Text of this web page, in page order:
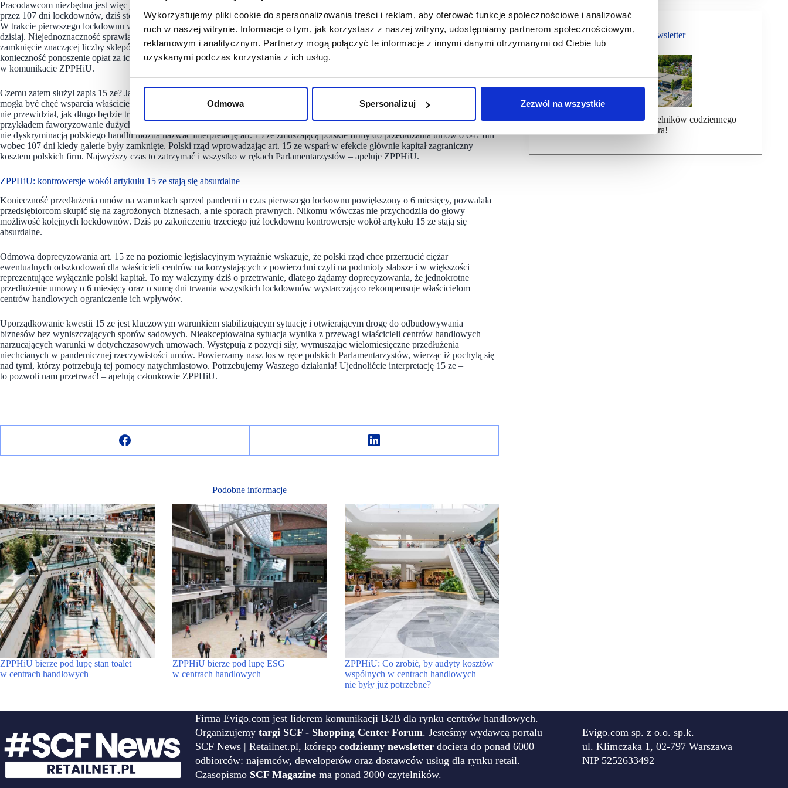
Wykorzystujemy pliki cookie do spersonalizowania treści i reklam, aby oferować funkcje społecznościowe i analizować
ruch w naszej witrynie. Informacje o tym, jak korzystasz z naszej witryny, udostępniamy partnerom społecznościowym,
reklamowym i analitycznym. Partnerzy mogą połączyć te informacje z innymi danymi otrzymanymi od Ciebie lub
uzyskanymi podczas korzystania z ich usług.
Odmowa Spersonalizuj Zezwól na wszystkie
Pracodawcom niezbędna jest więc jednoznaczna interpretacja dotycząca artykułu 15ze. Branża handlowo-usługowa, zahibernowana
przez 107 dni lockdownów, dziś stoi wobec otwartego konfliktu z właścicielami galerii, którzy żądają niewspółmiernych świadczeń.
W trakcie pierwszego lockdownu wprowadzono przepisy, których logika była wówczas uzasadniona lecz nie znajduje kontynuacji
dzisiaj. Niejednoznaczność sprawia jednak, że centra handlowe interpretują je na swoją korzyść. Decyzja administracyjna nakazująca
zamknięcie znaczącej liczby sklepów w centrach handlowych, o powierzchni powyżej 2000 mkw. w sposób naturalny wykluczyła
konieczność ponoszenie opłat za ich użytkowanie. Wynika to wprost z zapisów kodeksu cywilnego 475 § 1 kc. – czytamy
w komunikacie ZPPHiU.
Czemu zatem służył zapis 15 ze? Jak informują przedstawiciele ZPPHiU, jedynym prawdopodobnym powodem jego wprowadzenia
mogła być chęć wsparcia właścicieli centrów, którzy zgodnie z prawem, zostali pozbawieni części przychodów. Nikt wówczas
nie przewidział, jak długo będzie trwało ograniczenie funkcjonowania dużych obiektów handlowych. Dzisiaj przepisy te stają rażącym
przykładem faworyzowanie dużych podmiotów jak galerie handlowe kosztem polskich przedsiębiorców. Jak inaczej jak
nie dyskryminacją polskiego handlu można nazwać interpretację art. 15 ze zmuszającą polskie firmy do przedłużania umów o 647 dni
wobec 107 dni kiedy galerie były zamknięte. Polski rząd wprowadzając art. 15 ze wsparł w efekcie głównie kapitał zagraniczny
kosztem polskich firm. Najwyższy czas to zatrzymać i wszystko w rękach Parlamentarzystów – apeluje ZPPHiU.
ZPPHiU: kontrowersje wokół artykułu 15 ze stają się absurdalne
Konieczność przedłużenia umów na warunkach sprzed pandemii o czas pierwszego lockownu powiększony o 6 miesięcy, pozwalała
przedsiębiorcom skupić się na zagrożonych biznesach, a nie sporach prawnych. Nikomu wówczas nie przychodziła do głowy
możliwość kolejnych lockdownów. Dziś po zakończeniu trzeciego już lockdownu kontrowersje wokół artykułu 15 ze stają się
absurdalne.
Odmowa doprecyzowania art. 15 ze na poziomie legislacyjnym wyraźnie wskazuje, że polski rząd chce przerzucić ciężar
ewentualnych odszkodowań dla właścicieli centrów na korzystających z powierzchni czyli na podmioty słabsze i w większości
reprezentujące wyłącznie polski kapitał. To my walczymy dziś o przetrwanie, dlatego żądamy doprecyzowania, że jednokrotne
przedłużenie umowy o 6 miesięcy oraz o sumę dni trwania wszystkich lockdownów wystarczająco rekompensuje właścicielom
centrów handlowych ograniczenie ich wpływów.
Uporządkowanie kwestii 15 ze jest kluczowym warunkiem stabilizującym sytuację i otwierającym drogę do odbudowywania
biznesów bez wyniszczających sporów sadowych. Nieakceptowalna sytuacja wynika z przewagi właścicieli centrów handlowych
narzucających warunki w dotychczasowych umowach. Występują z pozycji siły, wymuszając wielomiesięczne przedłużenia
niechcianych w pandemicznej rzeczywistości umów. Powierzamy nasz los w ręce polskich Parlamentarzystów, wierząc iż pochylą się
nad tymi, którzy potrzebują tej pomocy natychmiastowo. Potrzebujemy Waszego działania! Ujednolićcie interpretację 15 ze –
to pozwoli nam przetrwać! – apelują członkowie ZPPHiU.
Podobne informacje
ZPPHiU bierze pod lupę stan toalet
w centrach handlowych
ZPPHiU bierze pod lupę ESG
w centrach handlowych
ZPPHiU: Co zrobić, by audyty kosztów
wspólnych w centrach handlowych
nie były już potrzebne?
Bezpłatny Newsletter
Dołącz do ponad 7000 czytelników codziennego
newslettera!
Firma Evigo.com jest liderem komunikacji B2B dla rynku centrów handlowych.
Organizujemy targi SCF - Shopping Center Forum. Jesteśmy wydawcą portalu
SCF News | Retailnet.pl, którego codzienny newsletter dociera do ponad 6000
odbiorców: najemców, deweloperów oraz dostawców usług dla rynku retail.
Czasopismo SCF Magazine ma ponad 3000 czytelników.
Evigo.com sp. z o.o. sp.k.
ul. Klimczaka 1, 02-797 Warszawa
NIP 5252633492